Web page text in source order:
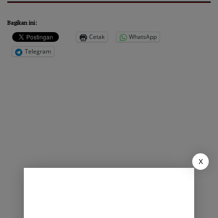
Bagikan ini:
Cetak
WhatsApp
Telegram
X